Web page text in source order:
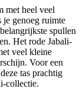
met heel veel
je genoeg ruimte
spullen
Het rode Jabali-
veel kleine
Voor een
tas prachtig
collectie.